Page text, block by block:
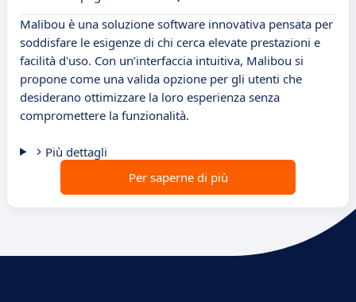
Malibou è una soluzione software innovativa pensata per
soddisfare le esigenze di chi cerca elevate prestazioni e
facilità d'uso. Con un’interfaccia intuitiva, Malibou si
propone come una valida opzione per gli utenti che
desiderano ottimizzare la loro esperienza senza
compromettere la funzionalità.
Più dettagli
Per saperne di più